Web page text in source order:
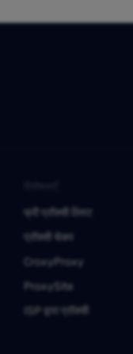
फ्री प्रॉक्सी लिस्ट
प्रॉक्सी चेकर
CroxyProxy
ProxySite
ISP द्वारा प्रॉक्सी